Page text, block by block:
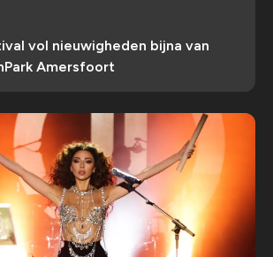
vol nieuwigheden bijna van
Amersfoort